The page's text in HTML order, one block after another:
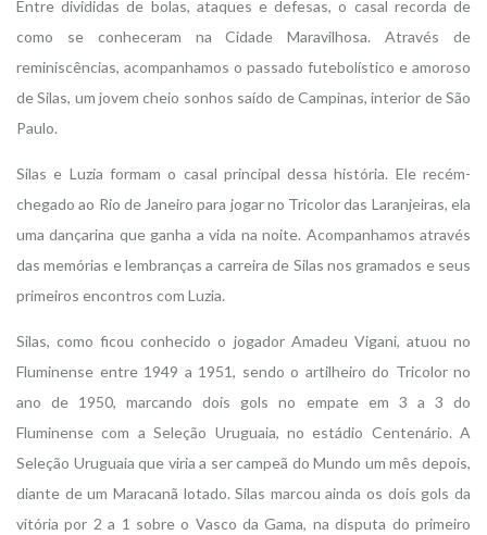
Entre divididas de bolas, ataques e defesas, o casal recorda de
como se conheceram na Cidade Maravilhosa. Através de
reminiscências, acompanhamos o passado futebolístico e amoroso
de Silas, um jovem cheio sonhos saído de Campinas, interior de São
Paulo.
Silas e Luzia formam o casal principal dessa história. Ele recém-
chegado ao Rio de Janeiro para jogar no Tricolor das Laranjeiras, ela
uma dançarina que ganha a vida na noite. Acompanhamos através
das memórias e lembranças a carreira de Silas nos gramados e seus
primeiros encontros com Luzia.
Silas, como ficou conhecido o jogador Amadeu Vigani, atuou no
Fluminense entre 1949 a 1951, sendo o artilheiro do Tricolor no
ano de 1950, marcando dois gols no empate em 3 a 3 do
Fluminense com a Seleção Uruguaia, no estádio Centenário. A
Seleção Uruguaia que viria a ser campeã do Mundo um mês depois,
diante de um Maracanã lotado. Silas marcou ainda os dois gols da
vitória por 2 a 1 sobre o Vasco da Gama, na disputa do primeiro